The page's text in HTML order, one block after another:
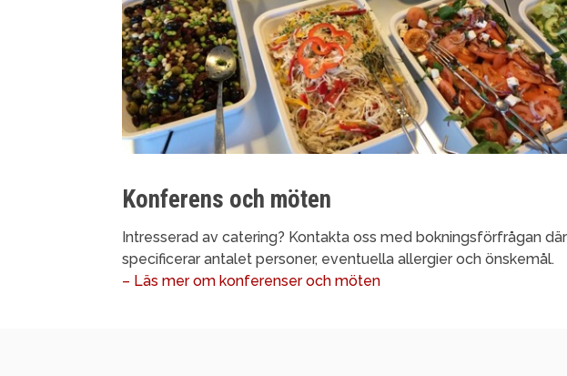
Konferens och möten
Intresserad av catering? Kontakta oss med bokningsförfrågan
specificerar antalet personer, eventuella allergier och önskemål.
– Läs mer om konferenser och möten